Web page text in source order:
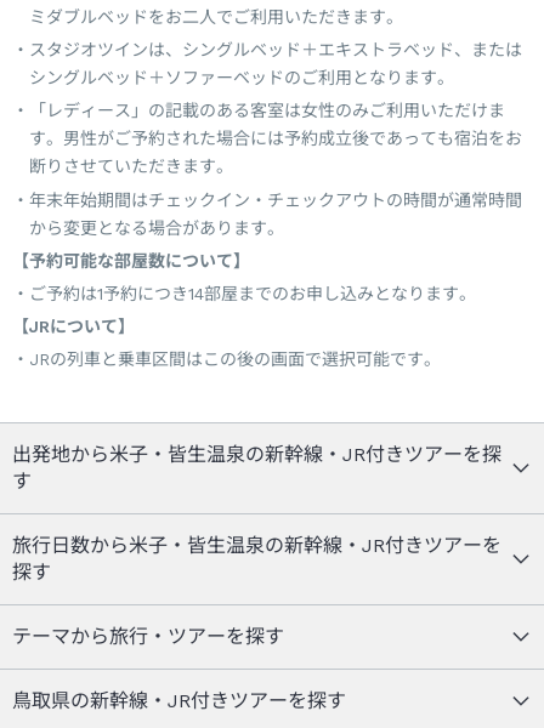
ミダブルベッドをお二人でご利用いただきます。
スタジオツインは、シングルベッド＋エキストラベッド、または
シングルベッド＋ソファーベッドのご利用となります。
「レディース」の記載のある客室は女性のみご利用いただけま
す。男性がご予約された場合には予約成立後であっても宿泊をお
断りさせていただきます。
年末年始期間はチェックイン・チェックアウトの時間が通常時間
から変更となる場合があります。
【予約可能な部屋数について】
ご予約は1予約につき14部屋までのお申し込みとなります。
【JRについて】
JRの列車と乗車区間はこの後の画面で選択可能です。
出発地から米子・皆生温泉の新幹線・JR付きツアーを探
す
旅行日数から米子・皆生温泉の新幹線・JR付きツアーを
探す
テーマから旅行・ツアーを探す
鳥取県の新幹線・JR付きツアーを探す